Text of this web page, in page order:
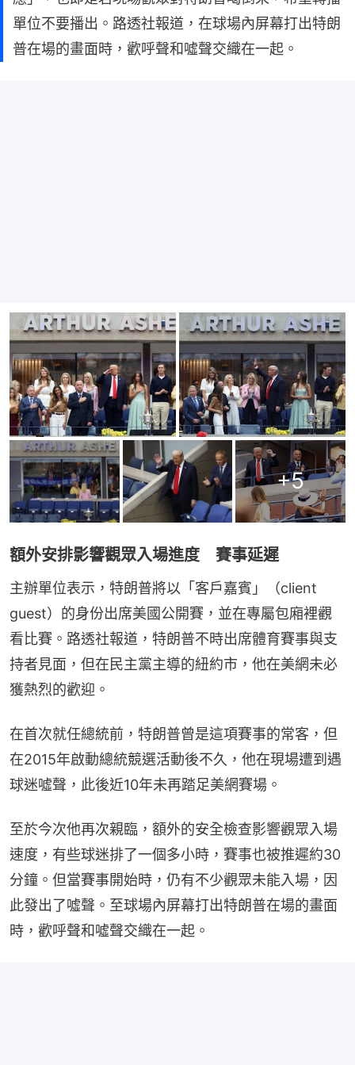
單位不要播出。路透社報道，在球場內屏幕打出特朗
普在場的畫面時，歡呼聲和噓聲交織在一起。
+5
額外安排影響觀眾入場進度 賽事延遲
主辦單位表示，特朗普將以「客戶嘉賓」（client
guest）的身份出席美國公開賽，並在專屬包廂裡觀
看比賽。路透社報道，特朗普不時出席體育賽事與支
持者見面，但在民主黨主導的紐約市，他在美網未必
獲熱烈的歡迎。
在首次就任總統前，特朗普曾是這項賽事的常客，但
在2015年啟動總統競選活動後不久，他在現場遭到遇
球迷噓聲，此後近10年未再踏足美網賽場。
至於今次他再次親臨，額外的安全檢查影響觀眾入場
速度，有些球迷排了一個多小時，賽事也被推遲約30
分鐘。但當賽事開始時，仍有不少觀眾未能入場，因
此發出了噓聲。至球場內屏幕打出特朗普在場的畫面
時，歡呼聲和噓聲交織在一起。